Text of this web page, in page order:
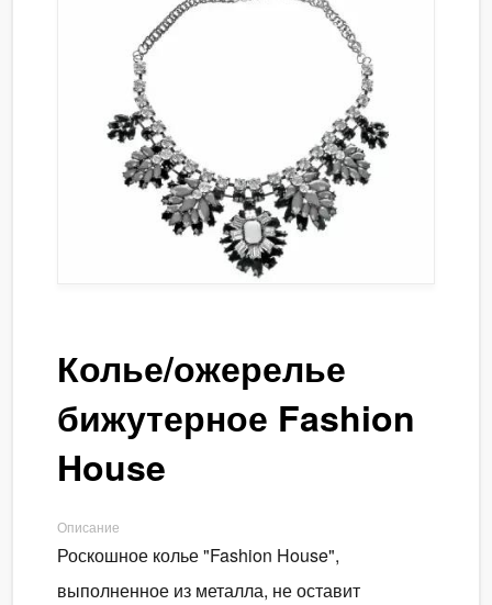
Колье/ожерелье
бижутерное Fashion
House
Описание
Роскошное колье "Fashion House",
выполненное из металла, не оставит